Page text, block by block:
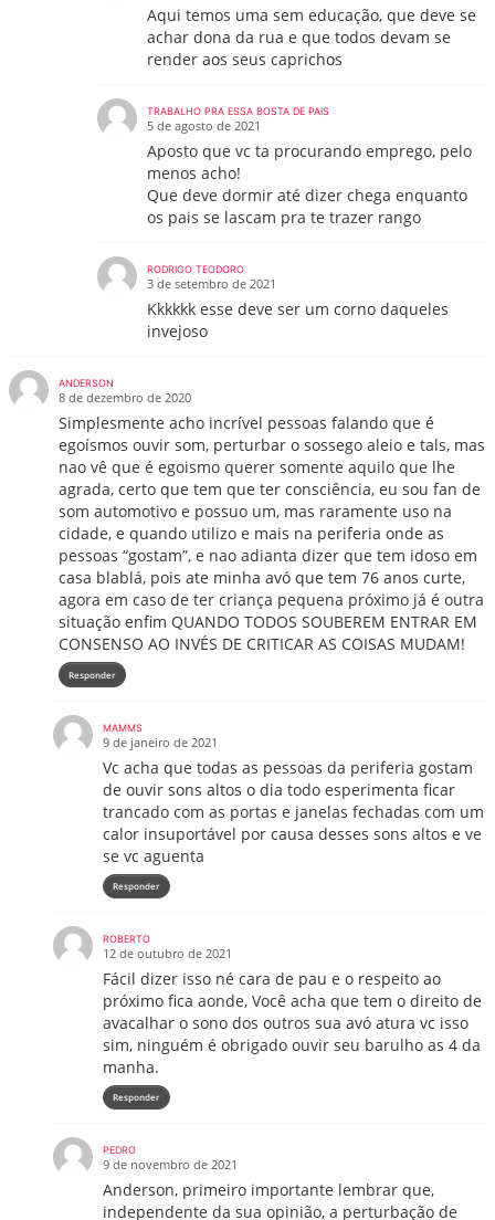
Aqui temos uma sem educação, que deve se
achar dona da rua e que todos devam se
render aos seus caprichos
TRABALHO PRA ESSA BOSTA DE PAIS
5 de agosto de 2021
Aposto que vc ta procurando emprego, pelo
menos acho!
Que deve dormir até dizer chega enquanto
os pais se lascam pra te trazer rango
RODRIGO TEODORO
3 de setembro de 2021
Kkkkkk esse deve ser um corno daqueles
invejoso
ANDERSON
8 de dezembro de 2020
Simplesmente acho incrível pessoas falando que é
egoísmos ouvir som, perturbar o sossego aleio e tals, mas
nao vê que é egoismo querer somente aquilo que lhe
agrada, certo que tem que ter consciência, eu sou fan de
som automotivo e possuo um, mas raramente uso na
cidade, e quando utilizo e mais na periferia onde as
pessoas “gostam”, e nao adianta dizer que tem idoso em
casa blablá, pois ate minha avó que tem 76 anos curte,
agora em caso de ter criança pequena próximo já é outra
situação enfim QUANDO TODOS SOUBEREM ENTRAR EM
CONSENSO AO INVÉS DE CRITICAR AS COISAS MUDAM!
Responder
MAMMS
9 de janeiro de 2021
Vc acha que todas as pessoas da periferia gostam
de ouvir sons altos o dia todo esperimenta ficar
trancado com as portas e janelas fechadas com um
calor insuportável por causa desses sons altos e ve
se vc aguenta
Responder
ROBERTO
12 de outubro de 2021
Fácil dizer isso né cara de pau e o respeito ao
próximo fica aonde, Você acha que tem o direito de
avacalhar o sono dos outros sua avó atura vc isso
sim, ninguém é obrigado ouvir seu barulho as 4 da
manha.
Responder
PEDRO
9 de novembro de 2021
Anderson, primeiro importante lembrar que,
independente da sua opinião, a perturbação de